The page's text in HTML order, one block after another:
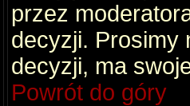
przez
decyzji. Prosimy
decyzji, ma
Powrót do góry